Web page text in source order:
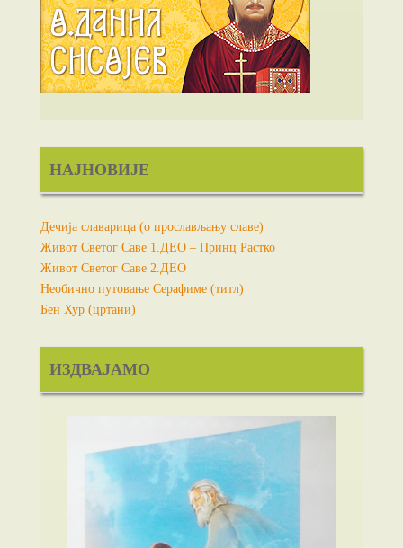
НАЈНОВИЈЕ
Дечија славарица (о прослављању славе)
Живот Светог Саве 1.ДЕО – Принц Растко
Живот Светог Саве 2.ДЕО
Необично путовање Серафиме (титл)
Бен Хур (цртани)
ИЗДВАЈАМО